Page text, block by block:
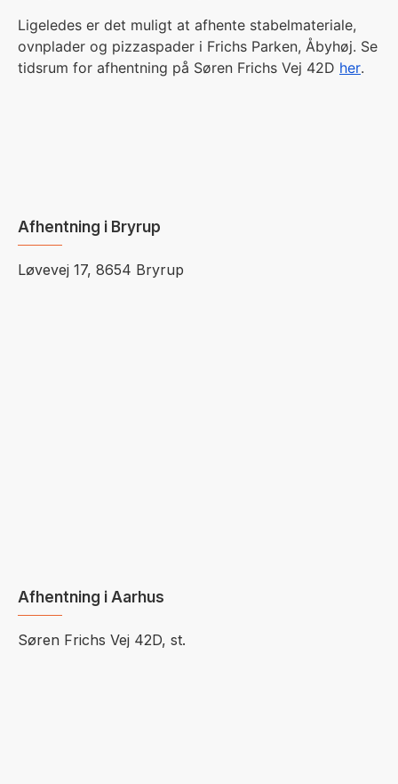
Ligeledes er det muligt at afhente stabelmateriale,
ovnplader og pizzaspader i Frichs Parken, Åbyhøj. Se
tidsrum for afhentning på Søren Frichs Vej 42D her.
Afhentning i Bryrup
Løvevej 17, 8654 Bryrup
Afhentning i Aarhus
Søren Frichs Vej 42D, st.